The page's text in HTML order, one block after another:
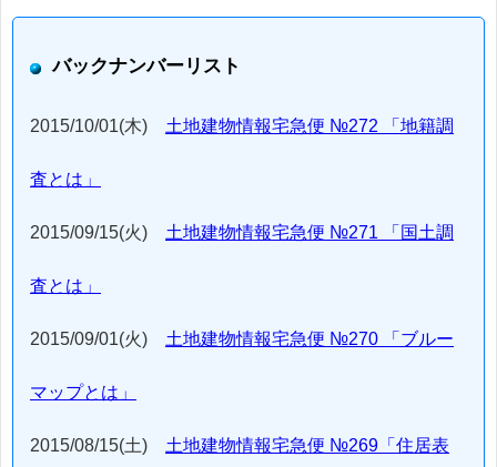
バックナンバーリスト
2015/10/01(木) 土地建物情報宅急便 №272 「地籍調
査とは」
2015/09/15(火) 土地建物情報宅急便 №271 「国土調
査とは」
2015/09/01(火) 土地建物情報宅急便 №270 「ブルー
マップとは」
2015/08/15(土) 土地建物情報宅急便 №269「住居表